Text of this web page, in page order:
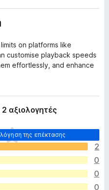
ή
η
σ
F
e
f
o
x
on platforms like
customise playback speeds
effortlessly, and enhance
αξιολογητές
της επέκτασης
2
0
0
0